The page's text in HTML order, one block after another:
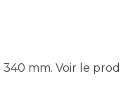
340 mm. Voir le